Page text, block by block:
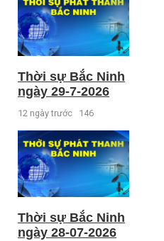
Thời sự Bắc Ninh
ngày 29-7-2026
12 ngày trước 146
Thời sự Bắc Ninh
ngày 28-07-2026